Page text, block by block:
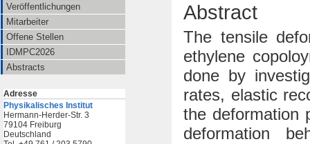
Veröffentlichungen
Mitarbeiter
Offene Stellen
IDMPC2026
Abstracts
Adresse
Physikalisches Institut
Hermann-Herder-Str. 3
79104 Freiburg
Deutschland
Abstract
The tensile
ethylene
done by
rates, elastic
the deformation
deformation